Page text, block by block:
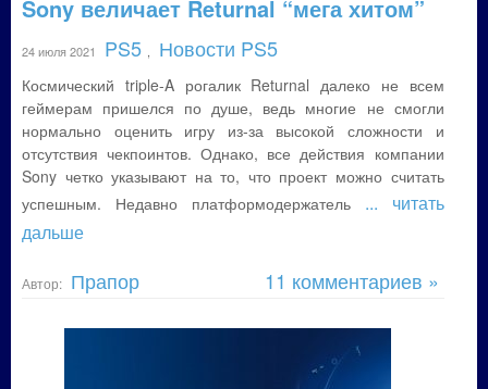
Sony величает Returnal “мега хитом”
24 июля 2021 PS5 Новости PS5
Космический triple-A рогалик Returnal далеко не всем
геймерам пришелся по душе, ведь многие не смогли
нормально оценить игру из-за высокой сложности и
отсутствия чекпоинтов. Однако, все действия компании
Sony четко указывают на то, что проект можно считать
успешным. Недавно платформодержатель ... читать
дальше
Автор: Прапор 11 комментариев »